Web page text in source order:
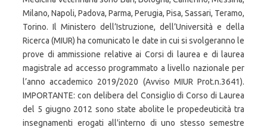
Milano, Napoli, Padova, Parma, Perugia, Pisa, Sassari, Teramo,
Torino. Il Ministero dell’Istruzione, dell’Università e della
Ricerca (MIUR) ha comunicato le date in cui si svolgeranno le
prove di ammissione relative ai Corsi di laurea e di laurea
magistrale ad accesso programmato a livello nazionale per
l’anno accademico 2019/2020 (Avviso MIUR Prot.n.3641).
IMPORTANTE: con delibera del Consiglio di Corso di Laurea
del 5 giugno 2012 sono state abolite le propedeuticità tra
insegnamenti erogati all'interno di uno stesso semestre